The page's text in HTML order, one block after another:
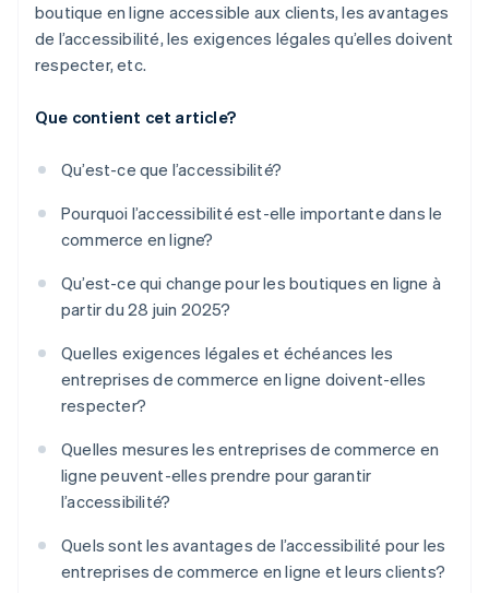
boutique en ligne accessible aux clients, les avantages
de l’accessibilité, les exigences légales qu’elles doivent
respecter, etc.
Que contient cet article?
Qu’est-ce que l’accessibilité?
Pourquoi l’accessibilité est-elle importante dans le
commerce en ligne?
Qu’est-ce qui change pour les boutiques en ligne à
partir du 28 juin 2025?
Quelles exigences légales et échéances les
entreprises de commerce en ligne doivent-elles
respecter?
Quelles mesures les entreprises de commerce en
ligne peuvent-elles prendre pour garantir
l’accessibilité?
Quels sont les avantages de l’accessibilité pour les
entreprises de commerce en ligne et leurs clients?